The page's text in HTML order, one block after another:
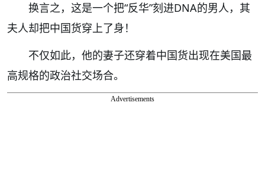
换言之，这是一个把“反华”刻进DNA的男人，其
夫人却把中国货穿上了身！
不仅如此，他的妻子还穿着中国货出现在美国最
高规格的政治社交场合。
Advertisements